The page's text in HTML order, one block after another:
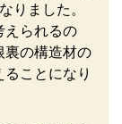
りました。
えられるの
裏の構造材の
ことになり